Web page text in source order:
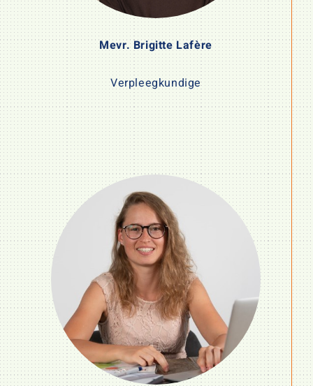
Mevr. Brigitte Lafère
Verpleegkundige